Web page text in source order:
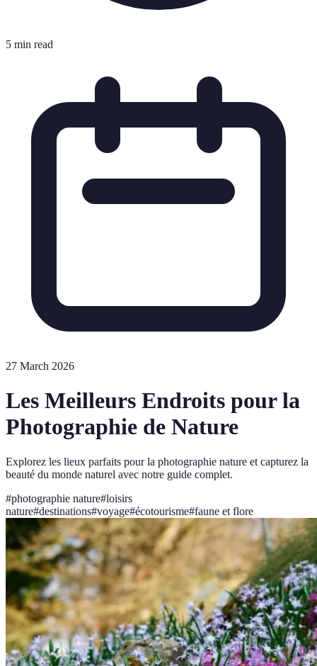
5 min read
27 March 2026
Les Meilleurs Endroits pour la
Photographie de Nature
Explorez les lieux parfaits pour la photographie nature et capturez la
beauté du monde naturel avec notre guide complet.
#photographie nature#loisirs
nature#destinations#voyage#écotourisme#faune et flore